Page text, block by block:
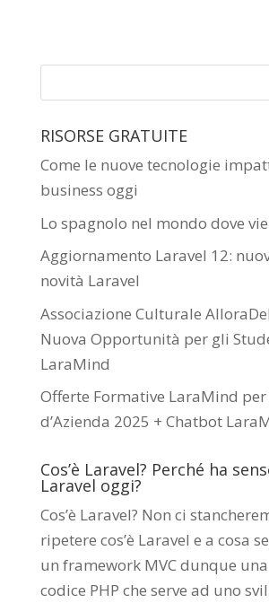
RISORSE GRATUITE
Come le nuove tecnologie
business oggi
Lo spagnolo nel mondo dove
Aggiornamento Laravel 12:
novità Laravel
Associazione Culturale
Nuova Opportunità per gli
LaraMind
Offerte Formative LaraMind
d’Azienda 2025 + Chatbot
Cos’è Laravel? Perché ha
Laravel oggi?
Cos’è Laravel? Non ci
ripetere cos’è Laravel e a cosa
un framework MVC dunque
codice PHP che serve ad uno